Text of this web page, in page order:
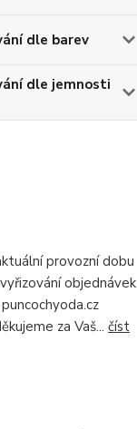
dle barev
dle jemnosti
provozní dobu
objednávek
za Vaš... číst